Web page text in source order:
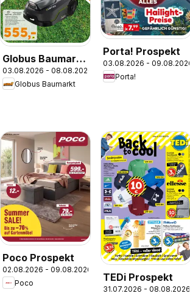
Globus Baumarkt
Prospekt
03.08.2026 - 08.08.2026
Globus Baumarkt
Porta! Prospekt
03.08.2026 - 09.08.2026
Porta!
Poco Prospekt
02.08.2026 - 09.08.2026
Poco
TEDi Prospekt
31.07.2026 - 08.08.2026